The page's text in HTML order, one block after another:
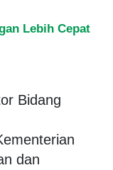
Lebih Cepat
Bidang
dan